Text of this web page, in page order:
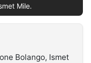
Mile.
Bolango, Ismet